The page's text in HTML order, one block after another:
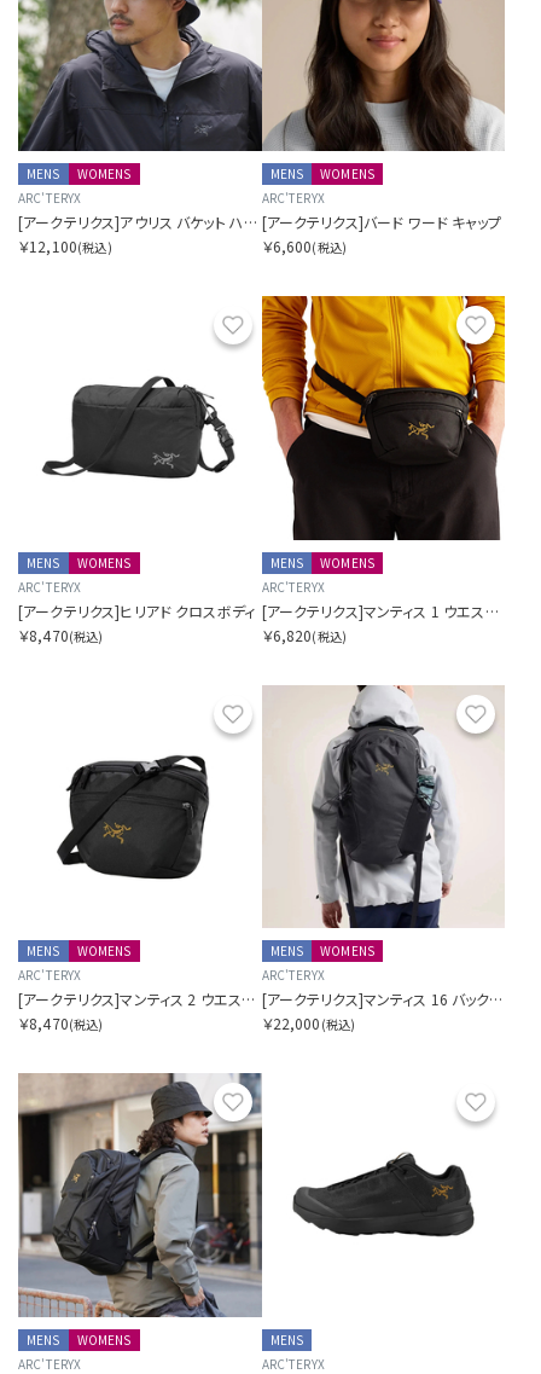
MENS
WOMENS
ARC'TERYX
[アークテリクス]アウリス バケット ハット
￥12,100(税込)
MENS
WOMENS
ARC'TERYX
[アークテリクス]バード ワード キャップ
￥6,600(税込)
お気に入り
MENS
WOMENS
ARC'TERYX
[アークテリクス]ヒリアド クロスボディ
￥8,470(税込)
お気
MENS
WOMENS
ARC'TERYX
[アークテリクス]マンティス 1 ウエストパック
￥6,820(税込)
お気に入り
MENS
WOMENS
ARC'TERYX
[アークテリクス]マンティス 2 ウエストパック
￥8,470(税込)
MENS
WOMENS
ARC'TERYX
[アークテリクス]マンティス 16 バックパック
￥22,000 (税込)
お気に入り
MENS
WOMENS
ARC'TERYX
MENS
ARC'TERYX